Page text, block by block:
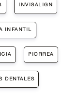
INVISALIGN
INFANTIL
PIORREA
DENTALES